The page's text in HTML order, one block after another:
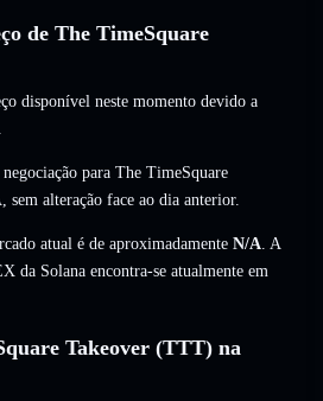
de The TimeSquare
disponível neste momento devido a
para The TimeSquare
, sem alteração face ao dia anterior.
atual é de aproximadamente N/A. A
da Solana encontra-se atualmente em
Takeover (TTT) na